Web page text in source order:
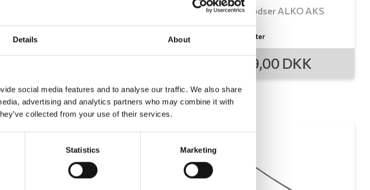
Details About
social media features and to analyse our traffic. We also share
advertising and analytics partners who may combine it with
collected from your use of their services.
Statistics Marketing
ring for lev
399,00DKK
Bremseklodser ALKO AKS
1 Varianter
399,00 DKK